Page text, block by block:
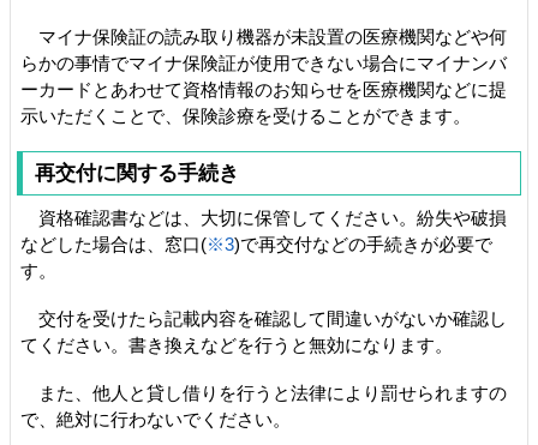
マイナ保険証の読み取り機器が未設置の医療機関などや何
らかの事情でマイナ保険証が使用できない場合にマイナンバ
ーカードとあわせて資格情報のお知らせを医療機関などに提
示いただくことで、保険診療を受けることができます。
再交付に関する手続き
資格確認書などは、大切に保管してください。紛失や破損
などした場合は、窓口(※3)で再交付などの手続きが必要で
す。
交付を受けたら記載内容を確認して間違いがないか確認し
てください。書き換えなどを行うと無効になります。
また、他人と貸し借りを行うと法律により罰せられますの
で、絶対に行わないでください。